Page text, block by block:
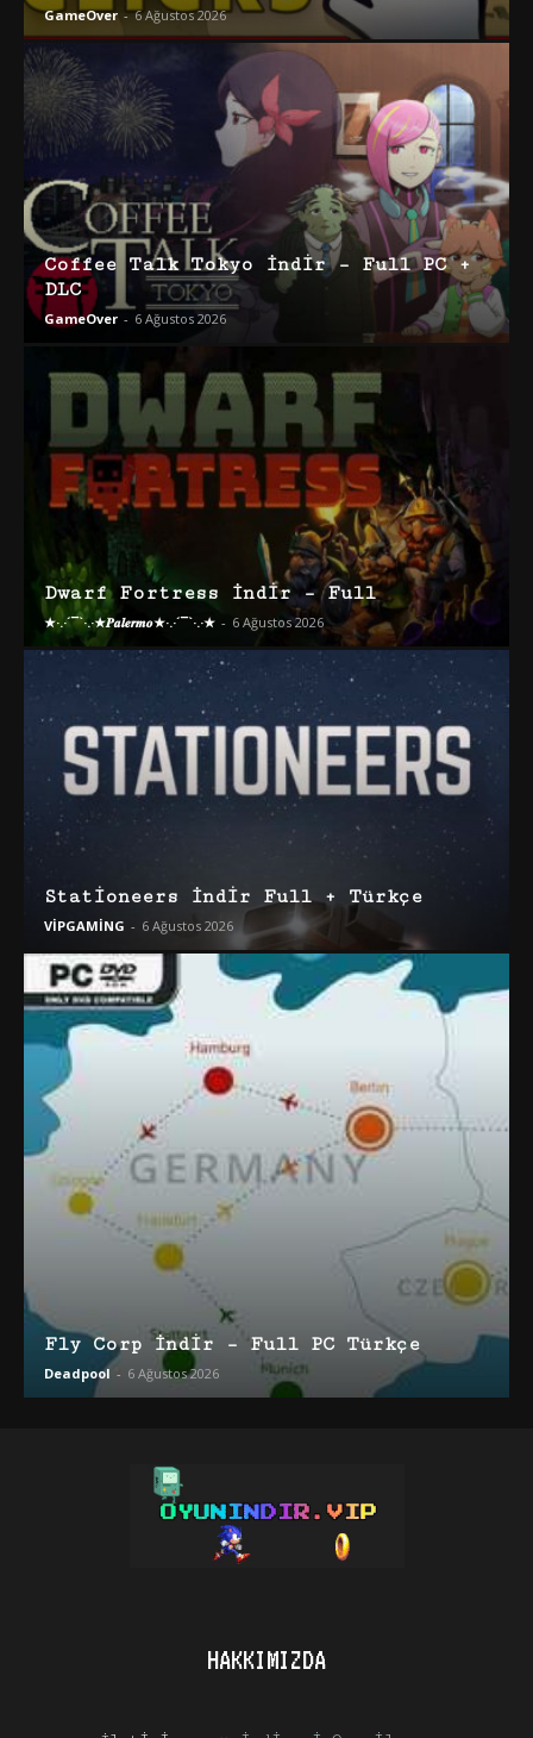
GameOver - 6 Ağustos 2026
Coffee Talk Tokyo İndir – Full PC +
DLC
GameOver - 6 Ağustos 2026
Dwarf Fortress İndir – Full
★·.·´¯`·.·★𝑷𝒂𝒍𝒆𝒓𝒎𝒐★·.·´¯`·.·★ - 6 Ağustos 2026
Stationeers İndir Full + Türkçe
VİPGAMİNG - 6 Ağustos 2026
Fly Corp İndir – Full PC Türkçe
Deadpool - 6 Ağustos 2026
HAKKIMIZDA